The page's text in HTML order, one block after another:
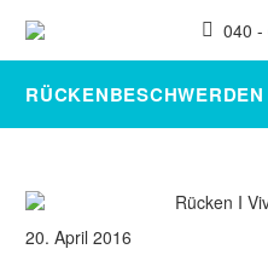
040 -
20. April 2016